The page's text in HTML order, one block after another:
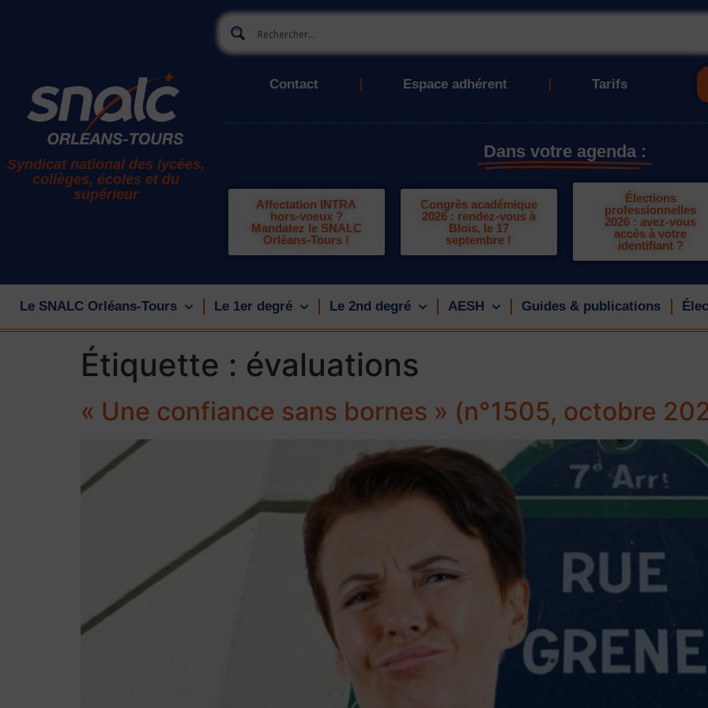
Syndicat national des lycées,
collèges, écoles et du
supérieur
Contact Espace adhérent Tarifs
Dans votre agenda :
Affectation INTRA
hors-voeux ?
Mandatez le SNALC
Orléans-Tours !
Congrès académique
2026 : rendez-vous à
Blois, le 17
septembre !
Élections
professionnelles
2026 : avez-vous
accès à votre
identifiant ?
Le SNALC Orléans-Tours Le 1er degré Le 2nd degré AESH Guides & publications
Étiquette : évaluations
« Une confiance sans bornes » (n°1505, octobre